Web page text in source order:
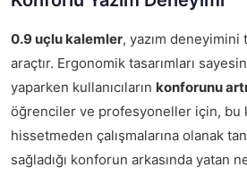
0.9 uçlu kalemler, yazım
araçtır. Ergonomik tasarımları
yaparken kullanıcıların konforunu
öğrenciler ve profesyoneller için, bu
hissetmeden çalışmalarına olanak
sağladığı konforun arkasında yatan